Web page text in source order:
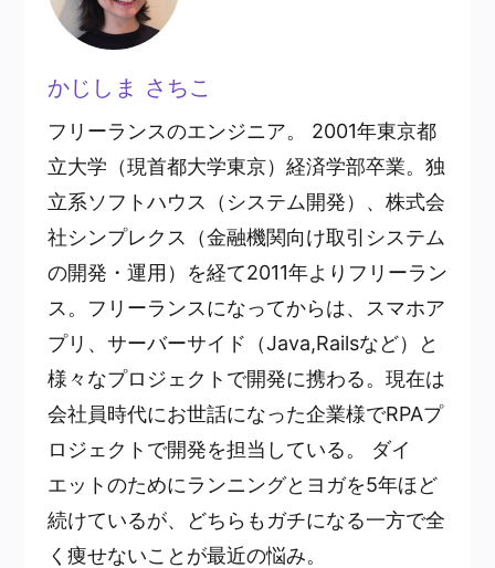
かじしま さちこ
フリーランスのエンジニア。 2001年東京都
立大学（現首都大学東京）経済学部卒業。独
立系ソフトハウス（システム開発）、株式会
社シンプレクス（金融機関向け取引システム
の開発・運用）を経て2011年よりフリーラン
ス。フリーランスになってからは、スマホア
プリ、サーバーサイド（Java,Railsなど）と
様々なプロジェクトで開発に携わる。現在は
会社員時代にお世話になった企業様でRPAプ
ロジェクトで開発を担当している。 ダイ
エットのためにランニングとヨガを5年ほど
続けているが、どちらもガチになる一方で全
く痩せないことが最近の悩み。